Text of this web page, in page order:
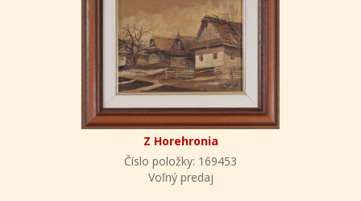
Z Horehronia
Číslo položky: 169453
Voľný predaj